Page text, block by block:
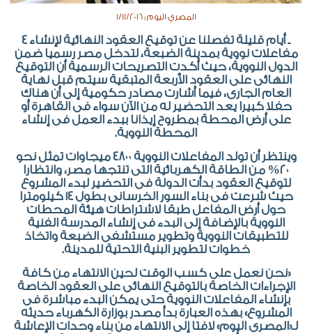
المصري اليوم : 1/11/2016
ـ أيام قليلة تفصلنا عن توقيع العقود النهائية لإنشاء ٤
مفاعلات نووية بمدينة الضبعة، لتدخل مصر رسميا ضمن
الدول النووية، حيث أكدت التصريحات الرسمية أن التوقيع
النهائى على العقود الأربعة المتبقية سيتم قبل نهاية
العام الجارى، فيما أشارت مصادر حكومية إلى أن هناك
حفلا كبيرا يعد التحضير له من الآن سواء فى القاهرة أو
على أرض المحطة بمطروح إيذانا ببدء العمل فى إنشاء
المحطة النووية.
وينتظر أن تولد المفاعلات النووية ٤٨٠٠ ميجاوات تمثل نحو
٢٠% من الطاقة الكهربائية التى تنتجها مصر، وانتظارا
لتوقيع العقود بدأت الدولة فى التحضير لبدء المشروع
حيث شرعت فى بناء السور الخرسانى بطول ١٤ كيلومترا
حول أرض المفاعل طبقا لاشتراطات هيئة المحطات
النووية بالإضافة إلى البدء فى إنشاء المدرسة الفنية
للتطبيقات النووية وتطوير مستشفى الضبعة واتخاذ
خطوات لتطوير البنية التحتية للمدينة.
«نحن نعمل على كسب الوقت لحين الانتهاء من كافة
الإجراءات الخاصة بالتوقيع النهائى على العقود الخاصة
بإنشاء المفاعلات النووية حتى يمكن البدء مباشرة فى
المشروع» بهذه العبارة بدأ مصدر بوزارة الكهرباء حديثه
لـ«المصرى اليوم» لافتا إلى الانتهاء من بناء وحدات الإعاشة